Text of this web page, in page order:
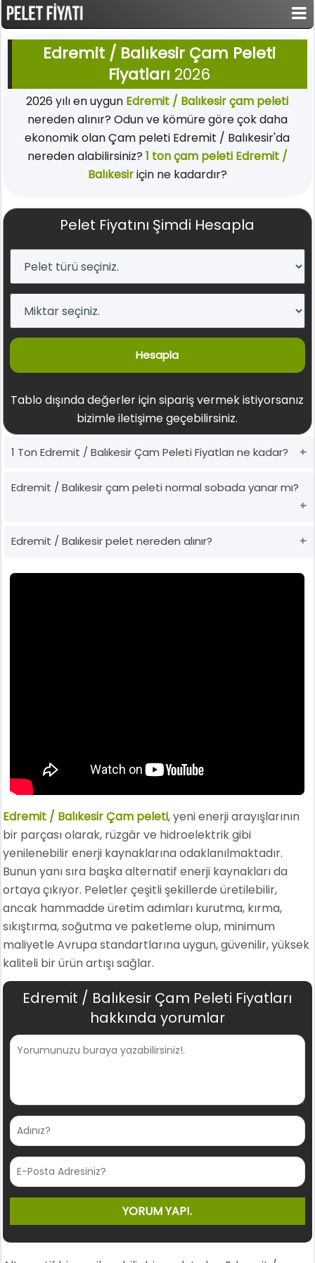
Edremit / Balıkesir Çam Peleti
Fiyatları 2026
2026 yılı en uygun Edremit / Balıkesir çam peleti
nereden alınır? Odun ve kömüre göre çok daha
ekonomik olan Çam peleti Edremit / Balıkesir'da
nereden alabilirsiniz? 1 ton çam peleti Edremit /
Balıkesiriçin ne kadardır?
Pelet Fiyatını Şimdi Hesapla
Hesapla
Tablo dışında değerler için sipariş vermek istiyorsanız
bizimle iletişime geçebilirsiniz.
1 Ton Edremit / Balıkesir Çam Peleti Fiyatları ne kadar?
Edremit / Balıkesir çam peleti normal sobada yanar mı?
Edremit / Balıkesir pelet nereden alınır?
Edremit / Balıkesir Çam peleti, yeni enerji arayışlarının
bir parçası olarak, rüzgâr ve hidroelektrik gibi
yenilenebilir enerji kaynaklarına odaklanılmaktadır.
Bunun yanı sıra başka alternatif enerji kaynakları da
ortaya çıkıyor. Peletler çeşitli şekillerde üretilebilir,
ancak hammadde üretim adımları kurutma, kırma,
sıkıştırma, soğutma ve paketleme olup, minimum
maliyetle Avrupa standartlarına uygun, güvenilir, yüksek
kaliteli bir ürün artışı sağlar.
Edremit / Balıkesir Çam Peleti Fiyatları
hakkında yorumlar